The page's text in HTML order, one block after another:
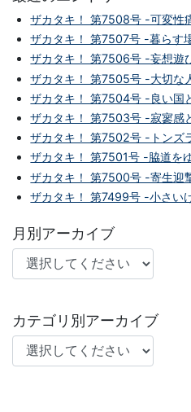
ザカタキ！ 第7508号 -可変性
ザカタキ！ 第7507号 -暮らす
ザカタキ！ 第7506号 -妄想遊
ザカタキ！ 第7505号 -大切な
ザカタキ！ 第7504号 -良い国
ザカタキ！ 第7503号 -寂寥感
ザカタキ！ 第7502号 -トンズ
ザカタキ！ 第7501号 -脇道を
ザカタキ！ 第7500号 -寄生迎
ザカタキ！ 第7499号 -小さい
月別アーカイブ
カテゴリ別アーカイブ